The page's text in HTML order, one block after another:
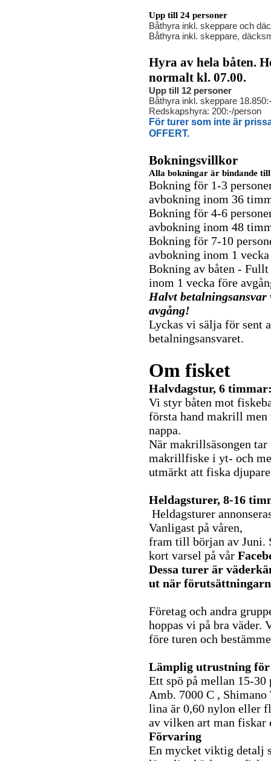
Upp till 24 personer
Båthyra inkl. skeppare och
Båthyra inkl. skeppare,
Hyra av hela båten.
normalt kl. 07.00.
Upp till 12 personer
Båthyra inkl. skeppare
Redskapshyra: 200:-/person
För turer som inte är
OFFERT.
Bokningsvillkor
Alla bokningar är bindande
Bokning för 1-3
avbokning inom 36
Bokning för 4-6
avbokning inom 48
Bokning för 7-10
avbokning inom 1
Bokning av båten -
inom 1 vecka före
Halvt betalningsansvar
avgång!
Lyckas vi sälja för sent
betalningsansvaret.
Om fisket
Halvdagstur, 6
Vi styr båten mot
första hand makrill men
nappa.
När makrillsäsongen
makrillfiske i yt- och
utmärkt att fiska
Heldagsturer, 8-16
Heldagsturer
Vanligast på våren,
fram till början av Juni.
kort varsel på vår
Dessa turer är
ut när
Företag och andra
hoppas vi på bra väder.
före turen och
Lämplig utrustning för
Ett spö på mellan 15-30
Amb. 7000 C ,
lina är 0,60 nylon eller
av vilken art man fiskar
Förvaring
En mycket viktig detalj